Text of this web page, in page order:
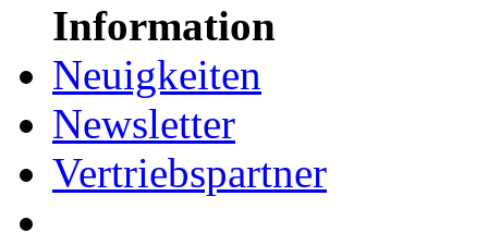
Information
Neuigkeiten
Newsletter
Vertriebspartner